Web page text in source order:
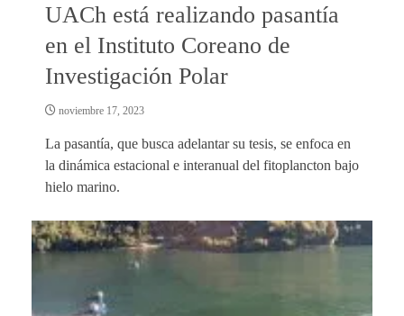
UACh está realizando pasantía
en el Instituto Coreano de
Investigación Polar
noviembre 17, 2023
La pasantía, que busca adelantar su tesis, se enfoca en
la dinámica estacional e interanual del fitoplancton bajo
hielo marino.